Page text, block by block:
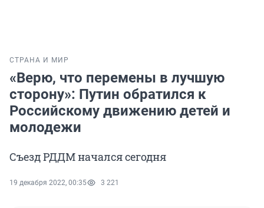
СТРАНА И МИР
«Верю, что перемены в лучшую
сторону»: Путин обратился к
Российскому движению детей и
молодежи
Съезд РДДМ начался сегодня
19 декабря 2022, 00:35 3 221